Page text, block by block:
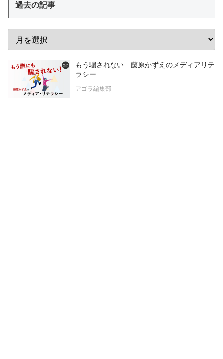
過去の記事
もう騙されない 藤原かずえのメディアリテ
ラシー
アゴラ編集部